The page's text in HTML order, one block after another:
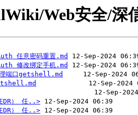
Web安全/深
任意密码重置.md
修改绑定手机.md
端口getshell.md
） 任..>
） 任..>